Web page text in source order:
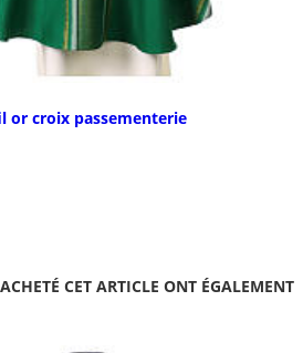
or croix passementerie
CET ARTICLE ONT ÉGALEMENT